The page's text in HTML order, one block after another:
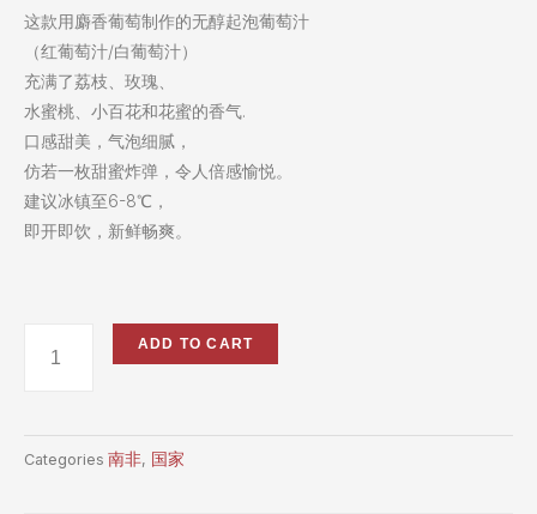
这款用麝香葡萄制作的无醇起泡葡萄汁
（红葡萄汁/白葡萄汁）
充满了荔枝、玫瑰、
水蜜桃、小百花和花蜜的香气.
口感甜美，气泡细腻，
仿若一枚甜蜜炸弹，令人倍感愉悦。
建议冰镇至6-8℃，
即开即饮，新鲜畅爽。
ADD TO CART
Categories 南非, 国家